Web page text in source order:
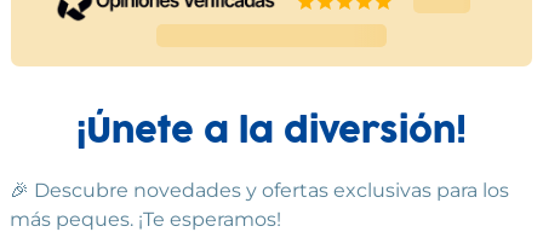
¡Únete a la diversión!
🎉 Descubre novedades y ofertas exclusivas para los
más peques. ¡Te esperamos!